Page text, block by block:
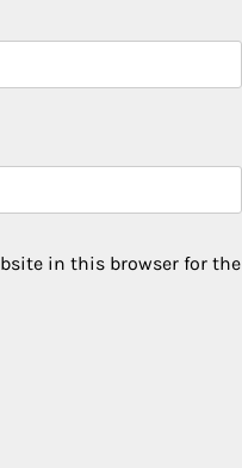
in this browser for the